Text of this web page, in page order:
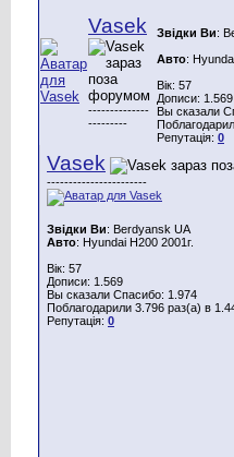
Vasek
--------------
---------
Звідки Ви:
Авто:
Вік: 57
Дописи: 1.569
Вы сказали
Репутація: 0
Vasek
-----------------------
Звідки Ви: Berdyansk UA
Авто: Hyundai H200 2001г.
Вік: 57
Дописи: 1.569
Вы сказали Спасибо: 1.974
Поблагодарили 3.796 раз(а) в
Репутація: 0